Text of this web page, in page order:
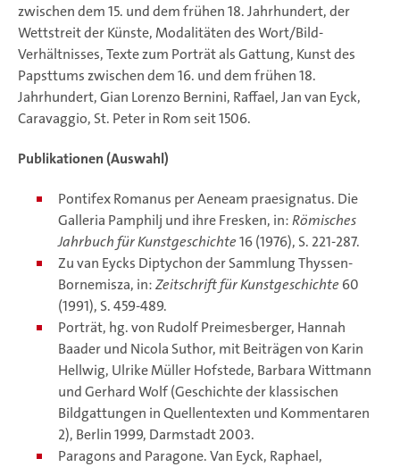
zwischen dem 15. und dem frühen 18. Jahrhundert, der
Wettstreit der Künste, Modalitäten des Wort/Bild-
Verhältnisses, Texte zum Porträt als Gattung, Kunst des
Papsttums zwischen dem 16. und dem frühen 18.
Jahrhundert, Gian Lorenzo Bernini, Raffael, Jan van Eyck,
Caravaggio, St. Peter in Rom seit 1506.
Publikationen (Auswahl)
Pontifex Romanus per Aeneam praesignatus. Die
Galleria Pamphilj und ihre Fresken, in:Römisches
Jahrbuch für Kunstgeschichte16 (1976), S. 221-287.
Zu van Eycks Diptychon der Sammlung Thyssen-
Bornemisza, in:Zeitschrift für Kunstgeschichte60
(1991), S. 459-489.
Porträt, hg. von Rudolf Preimesberger, Hannah
Baader und Nicola Suthor, mit Beiträgen von Karin
Hellwig, Ulrike Müller Hofstede, Barbara Wittmann
und Gerhard Wolf (Geschichte der klassischen
Bildgattungen in Quellentexten und Kommentaren
2), Berlin 1999, Darmstadt 2003.
Paragons and Paragone. Van Eyck, Raphael,